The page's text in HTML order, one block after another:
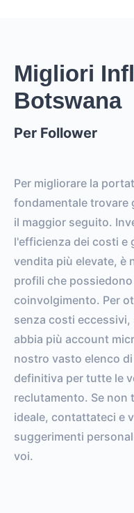
Migliori
Botswana
Per Follower
Per migliorare la
fondamentale trovare
il maggior seguito.
l'efficienza dei costi e
vendita più elevate, è
profili che
coinvolgimento. Per
senza costi
abbia più account
nostro vasto elenco
definitiva per tutte le
reclutamento. Se
ideale, contattateci e
suggerimenti
voi.